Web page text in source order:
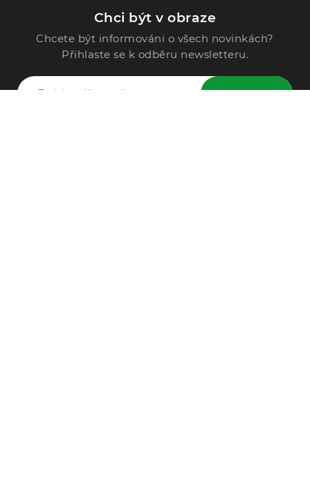
Chci být v obraze
Chcete být informováni o všech novinkách?
Přihlaste se k odběru newsletteru.
ODESLAT